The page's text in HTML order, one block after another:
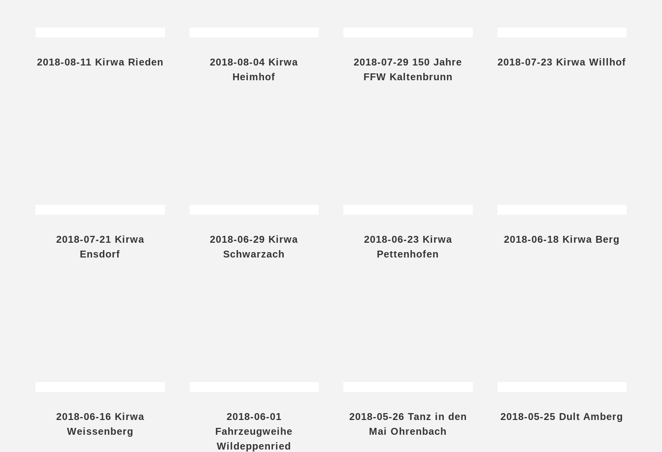
2018-08-11 Kirwa Rieden
2018-08-04 Kirwa
Heimhof
2018-07-29 150 Jahre
FFW Kaltenbrunn
2018-07-23 Kirwa Willhof
2018-07-21 Kirwa
Ensdorf
2018-06-29 Kirwa
Schwarzach
2018-06-23 Kirwa
Pettenhofen
2018-06-18 Kirwa Berg
2018-06-16 Kirwa
Weissenberg
2018-06-01
Fahrzeugweihe
Wildeppenried
2018-05-26 Tanz in den
Mai Ohrenbach
2018-05-25 Dult Amberg